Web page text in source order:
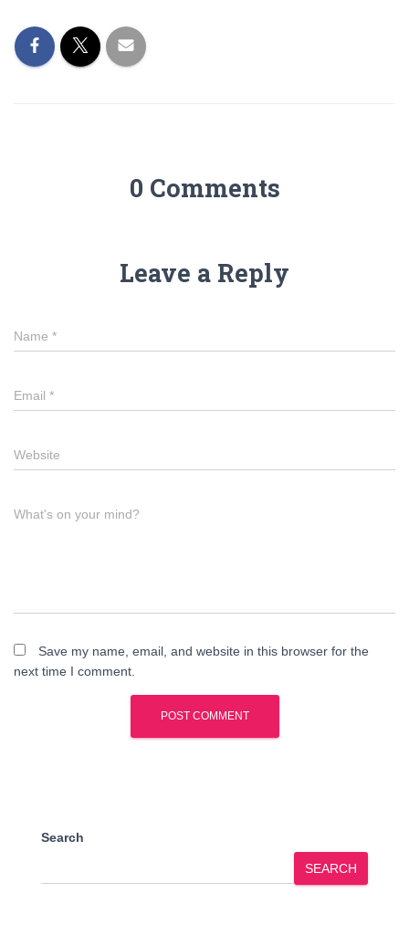
0 Comments
Leave a Reply
Name *
Email *
Website
What's on your mind?
Save my name, email, and website in this browser for the
next time I comment.
Search
SEARCH